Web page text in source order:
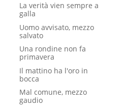
La verità vien sempre a
galla
Uomo avvisato, mezzo
salvato
Una rondine non fa
primavera
Il mattino ha l'oro in
bocca
Mal comune, mezzo
gaudio